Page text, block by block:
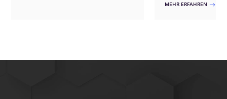
Erweiterungen – wir
MEHR ERFAHREN $